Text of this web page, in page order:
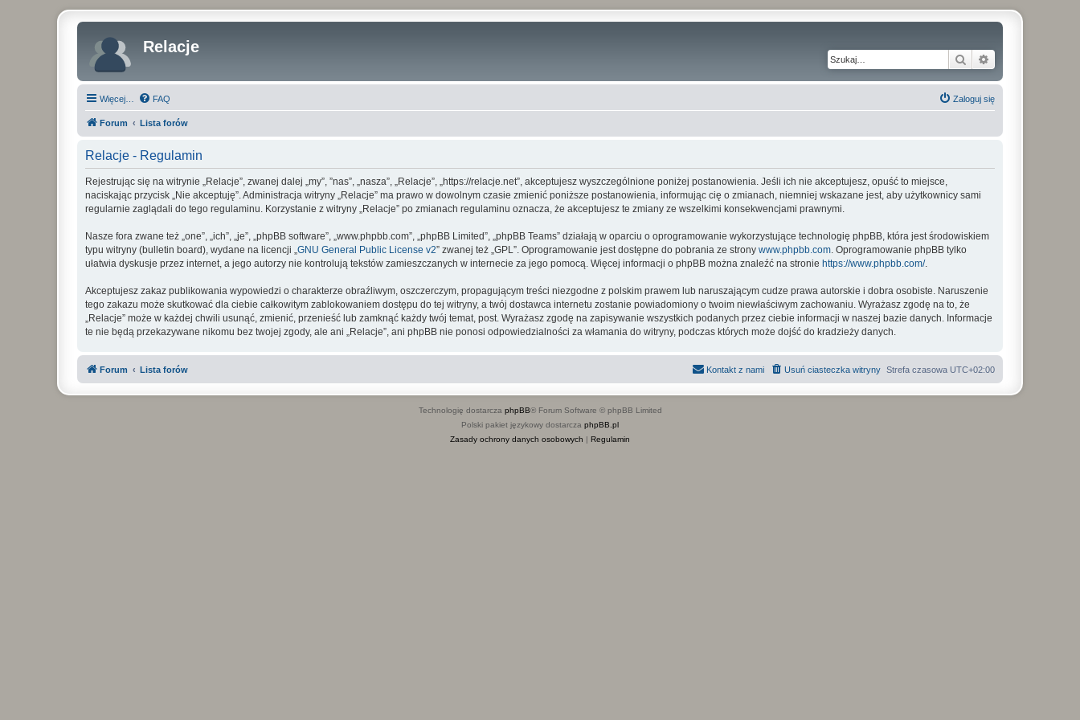
Relacje
Szukaj
Więcej… FAQ Zaloguj się
Forum Lista forów
Relacje - Regulamin
Rejestrując się na witrynie „Relacje”, zwanej dalej „my”, ”nas”, „nasza”, „Relacje”, „https://relacje.net”, akceptujesz wyszczególnione poniżej postanowienia. Jeśli ich nie akceptujesz, opuść to miejsce,
naciskając przycisk „Nie akceptuję”. Administracja witryny „Relacje” ma prawo w dowolnym czasie zmienić poniższe postanowienia, informując cię o zmianach, niemniej wskazane jest, aby użytkownicy sami
regularnie zaglądali do tego regulaminu. Korzystanie z witryny „Relacje” po zmianach regulaminu oznacza, że akceptujesz te zmiany ze wszelkimi konsekwencjami prawnymi.
Nasze fora zwane też „one”, „ich”, „je”, „phpBB software”, „www.phpbb.com”, „phpBB Limited”, „phpBB Teams” działają w oparciu o oprogramowanie wykorzystujące technologię phpBB, która jest środowiskiem
typu witryny (bulletin board), wydane na licencji „GNU General Public License v2” zwanej też „GPL”. Oprogramowanie jest dostępne do pobrania ze strony www.phpbb.com. Oprogramowanie phpBB tylko
ułatwia dyskusje przez internet, a jego autorzy nie kontrolują tekstów zamieszczanych w internecie za jego pomocą. Więcej informacji o phpBB można znaleźć na stronie https://www.phpbb.com/.
Akceptujesz zakaz publikowania wypowiedzi o charakterze obraźliwym, oszczerczym, propagującym treści niezgodne z polskim prawem lub naruszającym cudze prawa autorskie i dobra osobiste. Naruszenie
tego zakazu może skutkować dla ciebie całkowitym zablokowaniem dostępu do tej witryny, a twój dostawca internetu zostanie powiadomiony o twoim niewłaściwym zachowaniu. Wyrażasz zgodę na to, że
„Relacje” może w każdej chwili usunąć, zmienić, przenieść lub zamknąć każdy twój temat, post. Wyrażasz zgodę na zapisywanie wszystkich podanych przez ciebie informacji w naszej bazie danych. Informacje
te nie będą przekazywane nikomu bez twojej zgody, ale ani „Relacje”, ani phpBB nie ponosi odpowiedzialności za włamania do witryny, podczas których może dojść do kradzieży danych.
Forum Lista forów Strefa czasowa UTC+02:00
Usuń ciasteczka witryny
Kontakt z nami
Technologię dostarcza phpBB® Forum Software © phpBB Limited
Polski pakiet językowy dostarcza phpBB.pl
Zasady ochrony danych osobowych | Regulamin